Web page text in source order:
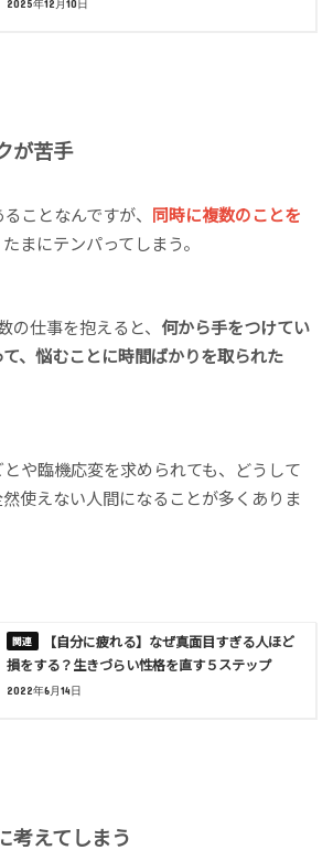
2025年12月10日
が苦手
ことなんですが、 同時に複数のことを
まにテンパってしまう。
仕事を抱えると、 何から手をつけてい
、悩むことに時間ばかりを取られた
や臨機応変を求められても、どうして
使えない人間になることが多くありま
【自分に疲れる】なぜ真面目すぎる人ほど
損をする？生きづらい性格を直す５ステップ
2022年6月14日
考えてしまう